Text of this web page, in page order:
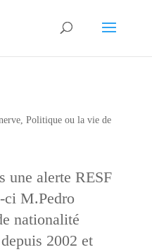
, Politique ou la vie de
une alerte RESF
ci M.Pedro
nationalité
2002 et